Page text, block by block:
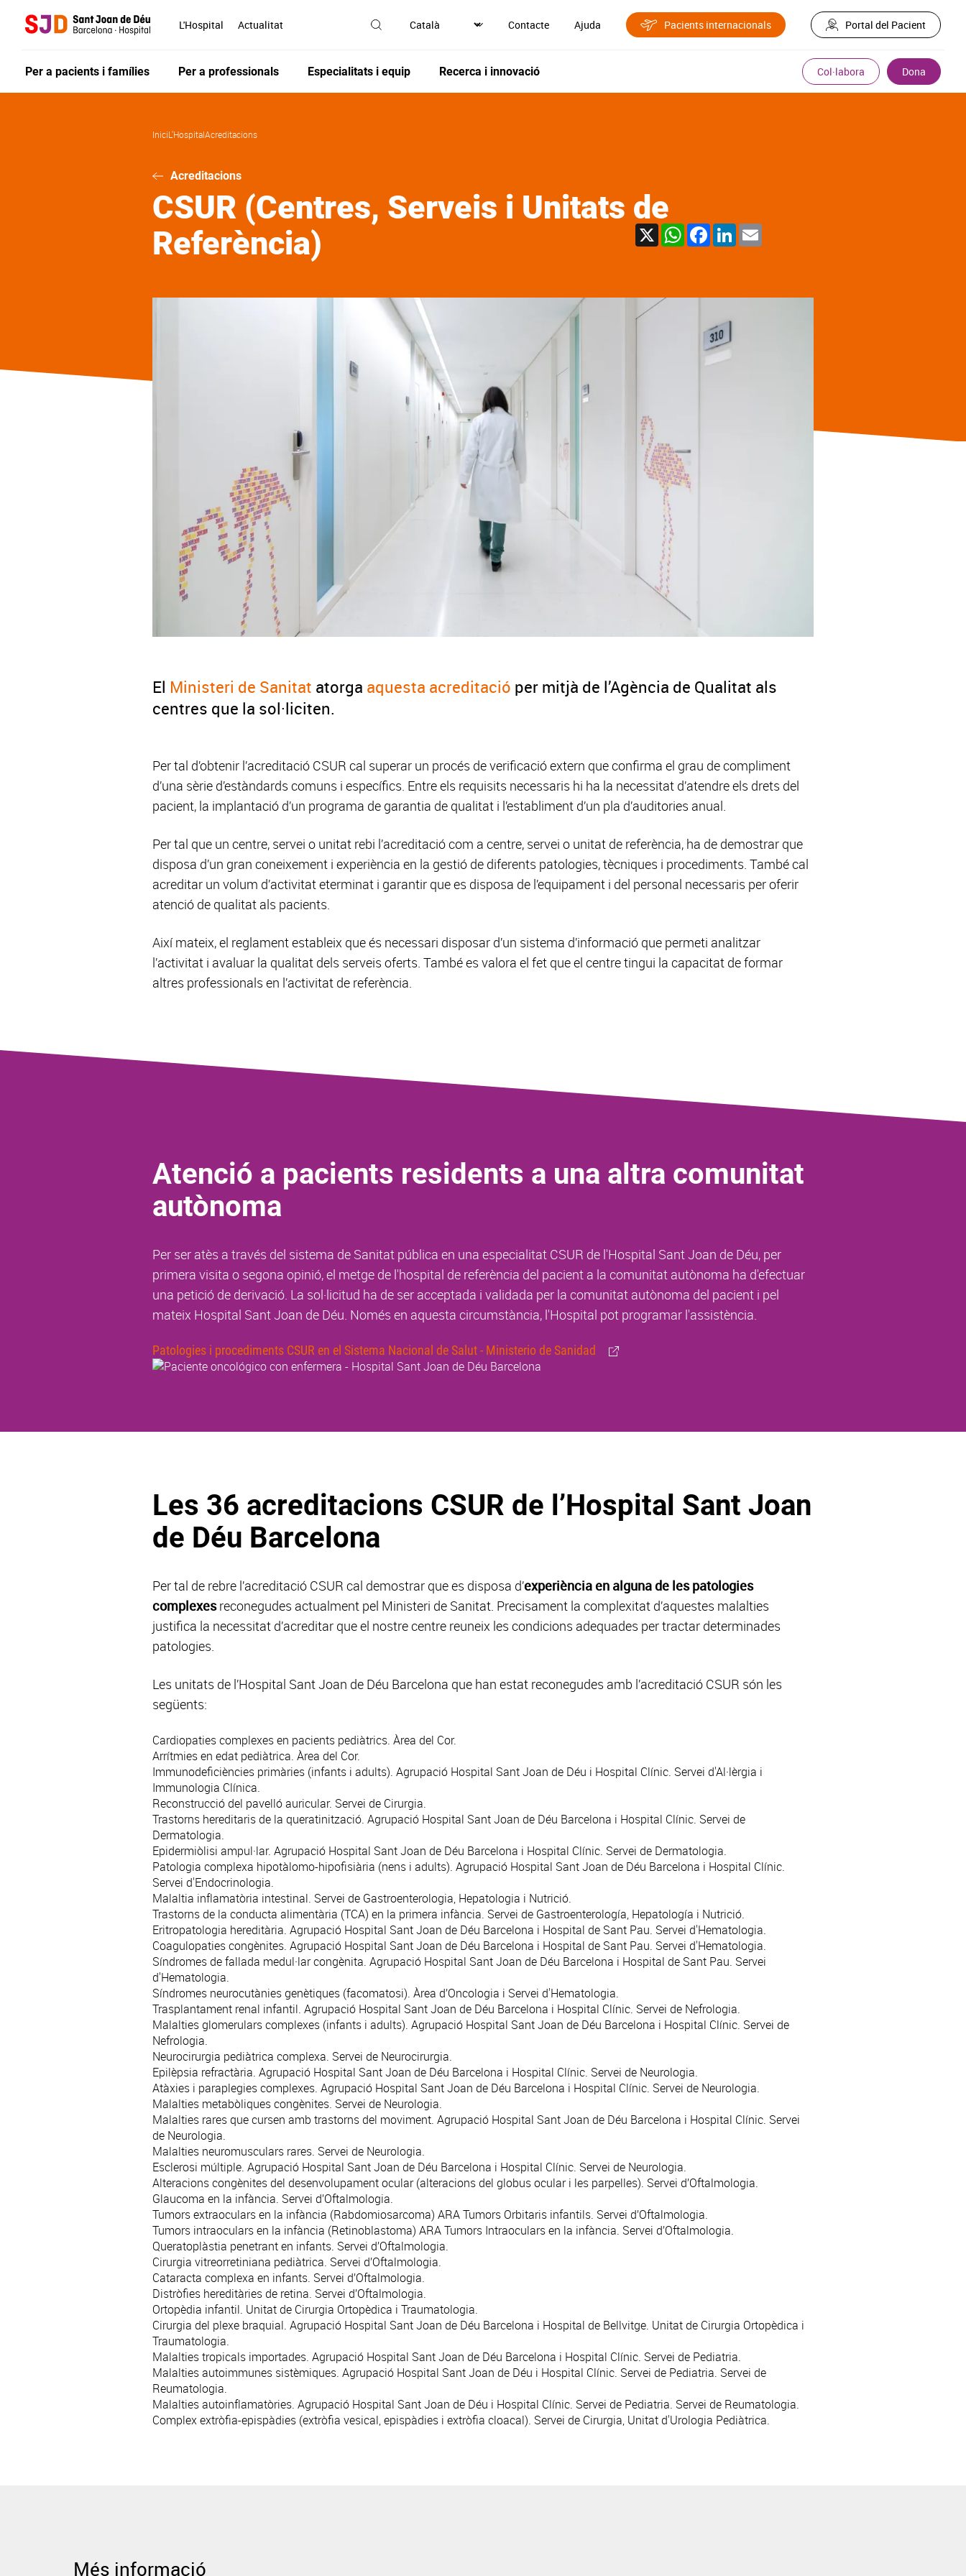
L'Hospital Actualitat Contacte Ajuda Pacients internacionals Portal del Pacient
Per a pacients i famílies Per a professionals Especialitats i equip Recerca i innovació Col·labora Dona
IniciL'HospitalAcreditacions
Acreditacions
CSUR (Centres, Serveis i Unitats de
Referència)
X WhatsAppFacebook
LinkedIn
El Ministeri de Sanitat atorga aquesta acreditació per mitjà de l’Agència de Qualitat als
centres que la sol·liciten.
Per tal d’obtenir l’acreditació CSUR cal superar un procés de verificació extern que confirma el grau de compliment
d’una sèrie d’estàndards comuns i específics. Entre els requisits necessaris hi ha la necessitat d’atendre els drets del
pacient, la implantació d’un programa de garantia de qualitat i l’establiment d’un pla d’auditories anual.
Per tal que un centre, servei o unitat rebi l’acreditació com a centre, servei o unitat de referència, ha de demostrar que
disposa d’un gran coneixement i experiència en la gestió de diferents patologies, tècniques i procediments. També cal
acreditar un volum d’activitat eterminat i garantir que es disposa de l’equipament i del personal necessaris per oferir
atenció de qualitat als pacients.
Així mateix, el reglament estableix que és necessari disposar d’un sistema d’informació que permeti analitzar
l’activitat i avaluar la qualitat dels serveis oferts. També es valora el fet que el centre tingui la capacitat de formar
altres professionals en l’activitat de referència.
Atenció a pacients residents a una altra comunitat
autònoma
Per ser atès a través del sistema de Sanitat pública en una especialitat CSUR de l'Hospital Sant Joan de Déu, per
primera visita o segona opinió, el metge de l'hospital de referència del pacient a la comunitat autònoma ha d'efectuar
una petició de derivació. La sol·licitud ha de ser acceptada i validada per la comunitat autònoma del pacient i pel
mateix Hospital Sant Joan de Déu. Només en aquesta circumstància, l'Hospital pot programar l'assistència.
Patologies i procediments CSUR en el Sistema Nacional de Salut - Ministerio de Sanidad
Les 36 acreditacions CSUR de l’Hospital Sant Joan
de Déu Barcelona
Per tal de rebre l’acreditació CSUR cal demostrar que es disposa d’experiència en alguna de les patologies
complexesreconegudes actualment pel Ministeri de Sanitat. Precisament la complexitat d’aquestes malalties
justifica la necessitat d’acreditar que el nostre centre reuneix les condicions adequades per tractar determinades
patologies.
Les unitats de l’Hospital Sant Joan de Déu Barcelona que han estat reconegudes amb l’acreditació CSUR són les
següents:
Cardiopaties complexes en pacients pediàtrics. Àrea del Cor.
Arrítmiesen edat pediàtrica. Àrea del Cor.
Immunodeficiències primàries (infants i adults). Agrupació Hospital Sant Joan de Déu i Hospital Clínic. Servei d'Al·lèrgia i
Immunologia Clínica.
Reconstrucció del pavelló auricular. Servei de Cirurgia.
Trastorns hereditaris de la queratinització. Agrupació Hospital Sant Joan de Déu Barcelona i Hospital Clínic. Servei de
Dermatologia.
Epidermiòlisi ampul·lar. Agrupació Hospital Sant Joan de Déu Barcelona i Hospital Clínic. Servei de Dermatologia.
Patologia complexa hipotàlomo-hipofisiària (nens i adults). Agrupació Hospital Sant Joan de Déu Barcelona i Hospital Clínic.
Servei d'Endocrinologia.
Malaltia inflamatòria intestinal. Servei de Gastroenterologia, Hepatologia i Nutrició.
Trastorns de la conducta alimentària (TCA) en la primera infància. Servei de Gastroenterología, Hepatología i Nutrició.
Eritropatologia hereditària. Agrupació Hospital Sant Joan de Déu Barcelona i Hospital de Sant Pau. Servei d'Hematologia.
Coagulopaties congènites. Agrupació Hospital Sant Joan de Déu Barcelona i Hospital de Sant Pau. Servei d'Hematologia.
Síndromes de fallada medul·lar congènita. Agrupació Hospital Sant Joan de Déu Barcelona i Hospital de Sant Pau. Servei
d'Hematologia.
Síndromes neurocutànies genètiques (facomatosi). Àrea d’Oncologia i Servei d'Hematologia.
Trasplantament renal infantil. Agrupació Hospital Sant Joan de Déu Barcelona i Hospital Clínic. Servei de Nefrologia.
Malalties glomerulars complexes (infants i adults). Agrupació Hospital Sant Joan de Déu Barcelona i Hospital Clínic. Servei de
Nefrologia.
Neurocirurgia pediàtrica complexa. Servei de Neurocirurgia.
Epilèpsia refractària. Agrupació Hospital Sant Joan de Déu Barcelona i Hospital Clínic. Servei de Neurologia.
Atàxies i paraplegies complexes. Agrupació Hospital Sant Joan de Déu Barcelona i Hospital Clínic. Servei de Neurologia.
Malalties metabòliques congènites. Servei de Neurologia.
Malalties rares que cursen amb trastorns del moviment. Agrupació Hospital Sant Joan de Déu Barcelona i Hospital Clínic. Servei
de Neurologia.
Malalties neuromusculars rares. Servei de Neurologia.
Esclerosi múltiple. Agrupació Hospital Sant Joan de Déu Barcelona i Hospital Clínic. Servei de Neurologia.
Alteracions congènites del desenvolupament ocular (alteracions del globus ocular i les parpelles). Servei d’Oftalmologia.
Glaucoma en la infància. Servei d’Oftalmologia.
Tumors extraoculars en la infància (Rabdomiosarcoma) ARA Tumors Orbitaris infantils. Servei d’Oftalmologia.
Tumors intraoculars en la infància (Retinoblastoma) ARA Tumors Intraoculars en la infància. Servei d’Oftalmologia.
Queratoplàstia penetrant en infants. Servei d’Oftalmologia.
Cirurgia vitreorretiniana pediàtrica. Servei d’Oftalmologia.
Cataracta complexa en infants. Servei d’Oftalmologia.
Distròfies hereditàries de retina. Servei d’Oftalmologia.
Ortopèdia infantil. Unitat de Cirurgia Ortopèdica i Traumatologia.
Cirurgia del plexe braquial. Agrupació Hospital Sant Joan de Déu Barcelona i Hospital de Bellvitge. Unitat de Cirurgia Ortopèdica i
Traumatologia.
Malalties tropicals importades. Agrupació Hospital Sant Joan de Déu Barcelona i Hospital Clínic. Servei de Pediatria.
Malalties autoimmunes sistèmiques. Agrupació Hospital Sant Joan de Déu i Hospital Clínic. Servei de Pediatria. Servei de
Reumatologia.
Malalties autoinflamatòries. Agrupació Hospital Sant Joan de Déu i Hospital Clínic. Servei de Pediatria. Servei de Reumatologia.
Complex extròfia-epispàdies (extròfia vesical, epispàdies i extròfia cloacal). Servei de Cirurgia, Unitat d'Urologia Pediàtrica.
Més informació